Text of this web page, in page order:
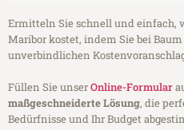
Ermitteln Sie schnell und einfach,
Maribor kostet, indem Sie bei
unverbindlichen
Füllen Sie unserOnline-Formular
maßgeschneiderte Lösung, die
Bedürfnisse und Ihr Budget